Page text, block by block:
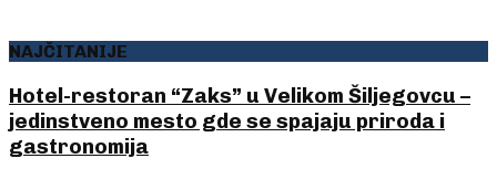
NAJČITANIJE
Hotel-restoran “Zaks” u Velikom Šiljegovcu –
jedinstveno mesto gde se spajaju priroda i
gastronomija